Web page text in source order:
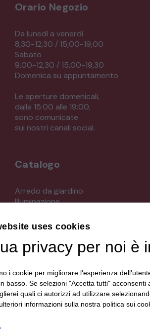
Orario Negozio
Da lunedì a venerdì
8,30-12,30 / 15,00-19,00
Sabato
9,00-12,30 / 15,00-19,30
Domenica su appuntamento
Le aperture domenicali,
dalle 15:00 alle 19:00,
sono comunicate
sui nostri canali social.
Catalogo
Arredo da giardino
Illuminazione
Mobili
Oggettistica
Orologeria
Quadri stampe
Strumenti musicali e accessori
Tappeti e tessuti
Veicoli d'epoca
uses cookies
privacy per noi è
i cookie per migliorare l'esperienza
basso. Se selezioni "Accetta tutti" acconsenti
quali ci autorizzi ad utilizzare
informazioni sulla nostra politica sui